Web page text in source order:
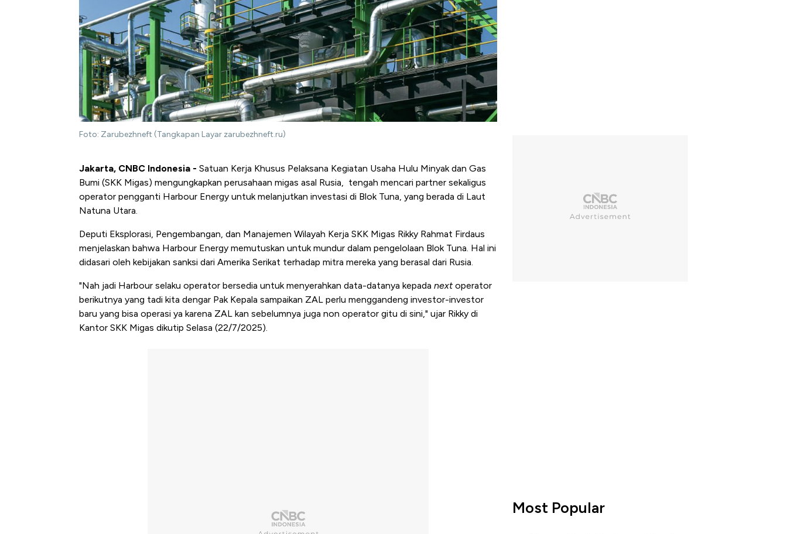
Foto: Zarubezhneft (Tangkapan Layar zarubezhneft.ru)
Jakarta, CNBC Indonesia - Satuan Kerja Khusus Pelaksana Kegiatan Usaha Hulu Minyak dan Gas
Bumi (SKK Migas) mengungkapkan perusahaan migas asal Rusia, tengah mencari partner sekaligus
operator pengganti Harbour Energy untuk melanjutkan investasi di Blok Tuna, yang berada di Laut
Natuna Utara.
Deputi Eksplorasi, Pengembangan, dan Manajemen Wilayah Kerja SKK Migas Rikky Rahmat Firdaus
menjelaskan bahwa Harbour Energy memutuskan untuk mundur dalam pengelolaan Blok Tuna. Hal ini
didasari oleh kebijakan sanksi dari Amerika Serikat terhadap mitra mereka yang berasal dari Rusia.
"Nah jadi Harbour selaku operator bersedia untuk menyerahkan data-datanya kepada nextoperator
berikutnya yang tadi kita dengar Pak Kepala sampaikan ZAL perlu menggandeng investor-investor
baru yang bisa operasi ya karena ZAL kan sebelumnya juga non operator gitu di sini," ujar Rikky di
Kantor SKK Migas dikutip Selasa (22/7/2025).
Most Popular